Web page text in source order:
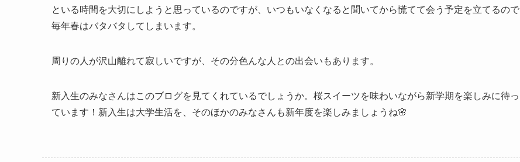
といる時間を大切にしようと思っているのですが、いつもいなくなると聞いてから慌てて会う予定を立てるので
毎年春はバタバタしてしまいます。
周りの人が沢山離れて寂しいですが、その分色んな人との出会いもあります。
新入生のみなさんはこのブログを見てくれているでしょうか。桜スイーツを味わいながら新学期を楽しみに待っ
ています！新入生は大学生活を、そのほかのみなさんも新年度を楽しみましょうね🌸